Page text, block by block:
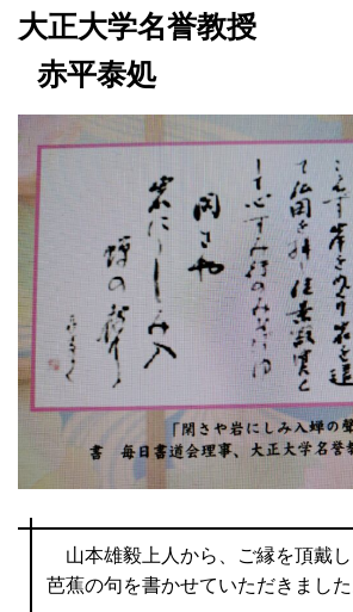
大正大学名誉教授
赤平泰処
山本雄毅上人から、ご縁を頂戴
芭蕉の句を書かせていただきました